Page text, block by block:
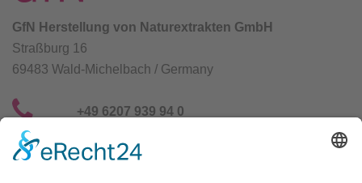
GfN Herstellung von Naturextrakten GmbH
Straßburg 16
69483 Wald-Michelbach / Germany
+49 6207 939 94 0
info@gfn-selco.de